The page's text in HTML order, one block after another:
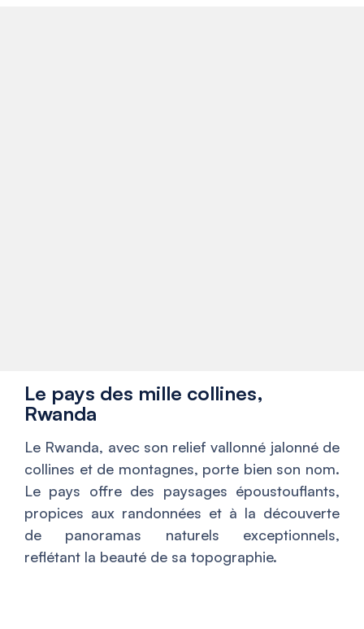
Le pays des mille collines,
Rwanda
Le Rwanda, avec son relief vallonné jalonné de
collines et de montagnes, porte bien son nom.
Le pays offre des paysages époustouflants,
propices aux randonnées et à la découverte
de panoramas naturels exceptionnels,
reflétant la beauté de sa topographie.